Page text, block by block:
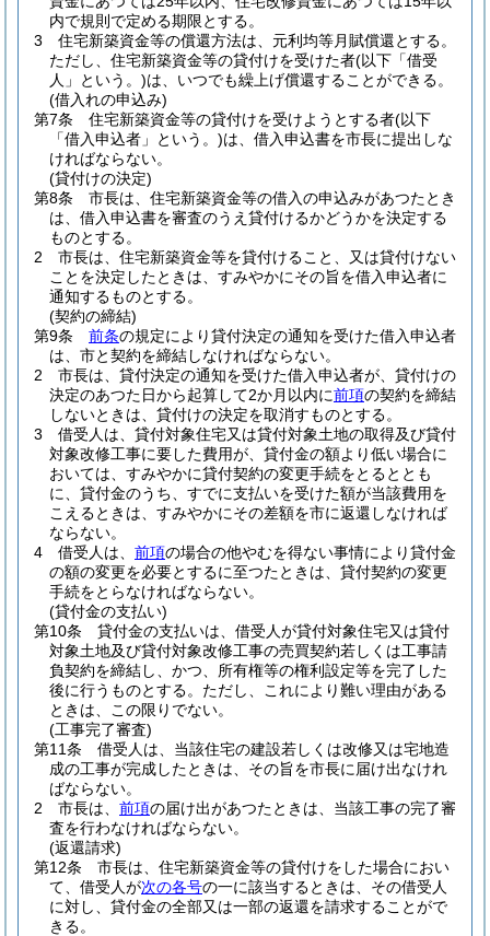
内で規則で定める期限とする。
3
住宅新築資金等の償還方法は、元利均等月賦償還とする。
ただし、住宅新築資金等の貸付けを受けた者(以下「借受
人」という。)は、いつでも繰上げ償還することができる。
(借入れの申込み)
第7条
住宅新築資金等の貸付けを受けようとする者(以下
「借入申込者」という。)は、借入申込書を市長に提出しな
ければならない。
(貸付けの決定)
第8条
市長は、住宅新築資金等の借入の申込みがあつたとき
は、借入申込書を審査のうえ貸付けるかどうかを決定する
ものとする。
2
市長は、住宅新築資金等を貸付けること、又は貸付けない
ことを決定したときは、すみやかにその旨を借入申込者に
通知するものとする。
(契約の締結)
第9条
前条の規定により貸付決定の通知を受けた借入申込者
は、市と契約を締結しなければならない。
2
市長は、貸付決定の通知を受けた借入申込者が、貸付けの
決定のあつた日から起算して2か月以内に前項の契約を締結
しないときは、貸付けの決定を取消すものとする。
3
借受人は、貸付対象住宅又は貸付対象土地の取得及び貸付
対象改修工事に要した費用が、貸付金の額より低い場合に
おいては、すみやかに貸付契約の変更手続をとるととも
に、貸付金のうち、すでに支払いを受けた額が当該費用を
こえるときは、すみやかにその差額を市に返還しなければ
ならない。
4
借受人は、 前項の場合の他やむを得ない事情により貸付金
の額の変更を必要とするに至つたときは、貸付契約の変更
手続をとらなければならない。
(貸付金の支払い)
第10条
貸付金の支払いは、借受人が貸付対象住宅又は貸付
対象土地及び貸付対象改修工事の売買契約若しくは工事請
負契約を締結し、かつ、所有権等の権利設定等を完了した
後に行うものとする。 ただし、これにより難い理由がある
ときは、この限りでない。
(工事完了審査)
第11条
借受人は、当該住宅の建設若しくは改修又は宅地造
成の工事が完成したときは、その旨を市長に届け出なけれ
ばならない。
2
市長は、 前項の届け出があつたときは、当該工事の完了審
査を行わなければならない。
(返還請求)
第12条
市長は、住宅新築資金等の貸付けをした場合におい
て、借受人が次の各号の一に該当するときは、その借受人
に対し、貸付金の全部又は一部の返還を請求することがで
きる。